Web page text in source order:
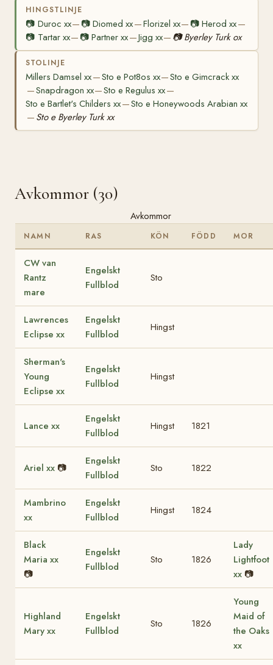
HINGSTLINJE
📷 Duroc xx— 📷Diomed xx—Florizel xx— 📷Herod xx—
📷 Tartar xx— 📷Partner xx—Jigg xx— 📷 Byerley Turk ox
STOLINJE
Millers Damsel xx—Sto e Pot8os xx—Sto e Gimcrack xx
—Snapdragon xx—Sto e Regulus xx—
Sto e Bartlet's Childers xx—Sto e Honeywoods Arabian xx
— Sto e Byerley Turk xx
Avkommor (30)
Avkommor
NAMN RAS KÖN FÖDD MOR
CW van
Rantz
mare
Engelskt
Fullblod
Sto
Lawrences
Eclipse xx
Engelskt
Fullblod
Hingst
Sherman's
Young
Eclipse xx
Engelskt
Fullblod
Hingst
Lance xx
Engelskt
Fullblod
Hingst 1821
Ariel xx 📷
Engelskt
Fullblod
Sto 1822
Mambrino
xx
Engelskt
Fullblod
Hingst 1824
Black
Maria xx
📷
Engelskt
Fullblod
Sto 1826
Lady
Lightfoot
xx 📷
Highland
Mary xx
Engelskt
Fullblod
Sto 1826
Young
Maid of
the Oaks
xx